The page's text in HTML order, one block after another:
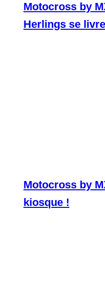
Motocross by
Herlings se
Motocross by
kiosque !